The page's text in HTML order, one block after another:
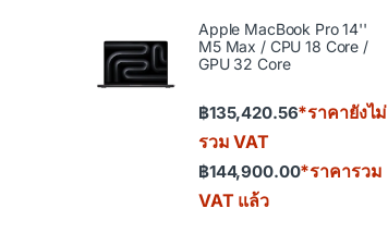
Apple MacBook Pro 14''
M5 Max / CPU 18 Core /
GPU 32 Core
฿135,420.56*ราคายังไม่
รวม VAT
฿144,900.00*ราคารวม
VAT แล้ว